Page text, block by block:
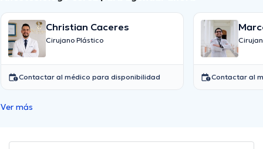
Christian Caceres
Cirujano Plástico
Contactar al médico para disponibilidad Contactar al
Ver más